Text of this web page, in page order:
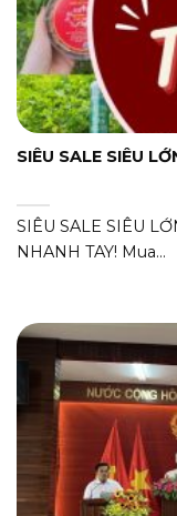
SIÊU SALE SIÊU
SIÊU SALE SIÊU
NHANH TAY! Mua...